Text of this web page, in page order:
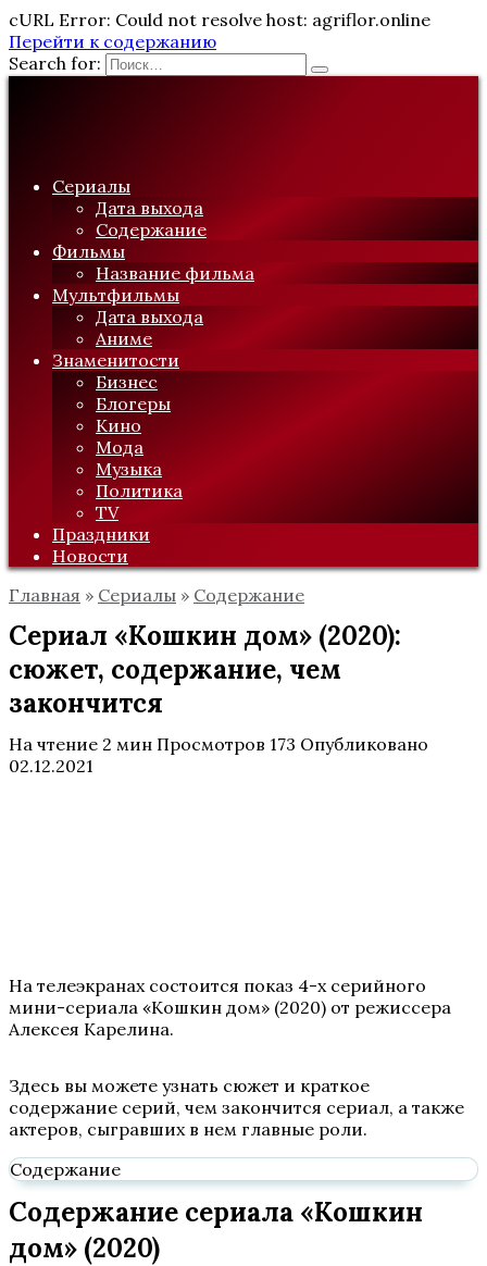
cURL Error: Could not resolve host: agriflor.online
Перейти к содержанию
Search for:
Сериалы
Дата выхода
Содержание
Фильмы
Название фильма
Мультфильмы
Дата выхода
Аниме
Знаменитости
Бизнес
Блогеры
Кино
Мода
Музыка
Политика
TV
Праздники
Новости
Главная » Сериалы » Содержание
Сериал «Кошкин дом» (2020):
сюжет, содержание, чем
закончится
На чтение 2 мин Просмотров 173 Опубликовано
02.12.2021
На телеэкранах состоится показ 4-х серийного
мини-сериала «Кошкин дом» (2020) от режиссера
Алексея Карелина.
Здесь вы можете узнать сюжет и краткое
содержание серий, чем закончится сериал, а также
актеров, сыгравших в нем главные роли.
Содержание
Содержание сериала «Кошкин
дом» (2020)